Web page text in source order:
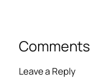
Comments
Leave a Reply